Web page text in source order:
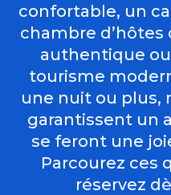
confortable, un
chambre
authentique
tourisme
une nuit ou plus,
garantissent un
se feront une
Parcourez ces
réservez